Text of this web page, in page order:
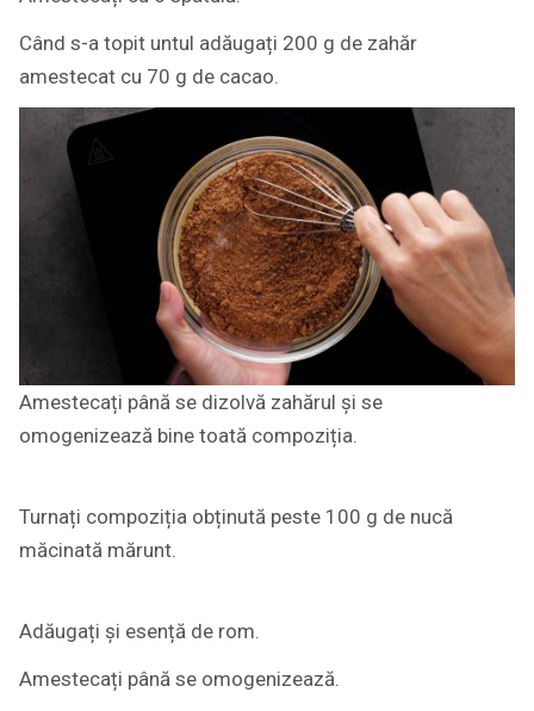
Când s-a topit untul adăugați 200 g de zahăr
amestecat cu 70 g de cacao.
Amestecați până se dizolvă zahărul și se
omogenizează bine toată compoziția.
Turnați compoziția obținută peste 100 g de nucă
măcinată mărunt.
Adăugați și esență de rom.
Amestecați până se omogenizează.